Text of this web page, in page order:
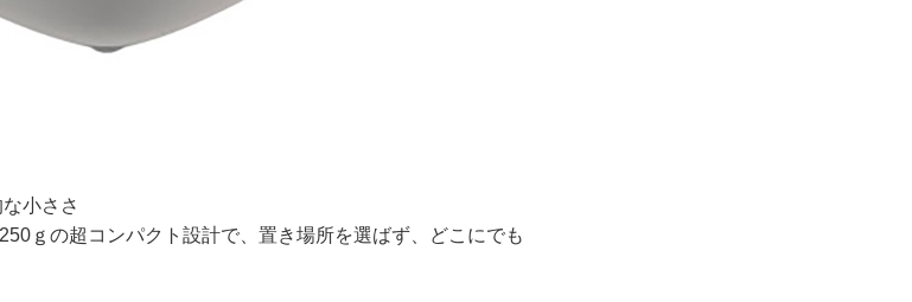
小ささ
ｇの超コンパクト設計で、置き場所を選ばず、どこにでも